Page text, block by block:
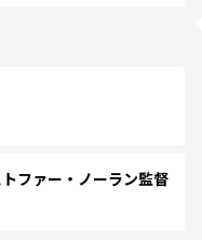
ファー・ノーラン監督